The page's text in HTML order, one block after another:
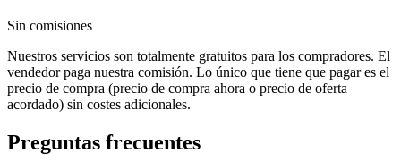
Sin comisiones
Nuestros servicios son totalmente gratuitos para los compradores. El
vendedor paga nuestra comisión. Lo único que tiene que pagar es el
precio de compra (precio de compra ahora o precio de oferta
acordado) sin costes adicionales.
Preguntas frecuentes